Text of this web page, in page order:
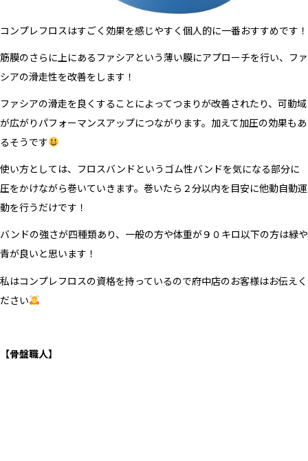
コンプレフロスはすごく効果を感じやすく個人的に一番おすすめです！
筋膜のさらに上にあるファシアという薄い膜にアプローチを行い、ファ
シアの滑走性を改善をします！
ファシアの滑走を良くすることによってつまりが改善されたり、可動域
が広がりパフォーマンスアップにつながります。加えて加圧の効果もあ
るそうです
使い方としては、フロスバンドというゴム性バンドを気になる部分に
圧をかけながら巻いていきます。巻いたら２分以内を目安に他動自動運
動を行うだけです！
バンドの強さが四種類あり、一般の方や体重が９０キロ以下の方は緑や
青が良いと思います！
私はコンプレフロスの資格を持っているので府中店のお客様はお伝えく
ださい
【骨盤職人】